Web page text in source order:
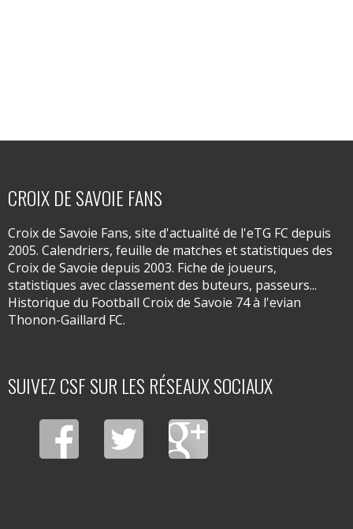
CROIX DE SAVOIE FANS
Croix de Savoie Fans, site d'actualité de l'eTG FC depuis
2005. Calendriers, feuille de matches et statistiques des
Croix de Savoie depuis 2003. Fiche de joueurs,
statistiques avec classement des buteurs, passeurs...
Historique du Football Croix de Savoie 74 à l'evian
Thonon-Gaillard FC.
SUIVEZ CSF SUR LES RÉSEAUX SOCIAUX